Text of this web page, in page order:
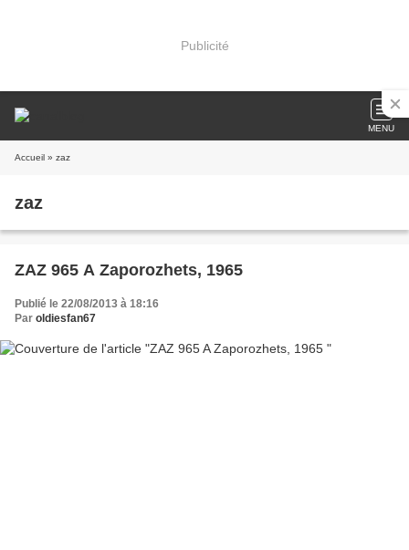
Publicité
MENU
Accueil » zaz
zaz
ZAZ 965 A Zaporozhets, 1965
Publié le 22/08/2013 à 18:16
Par oldiesfan67